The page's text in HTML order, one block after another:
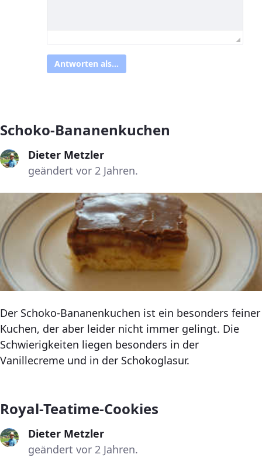
Antworten als...
Schoko-Bananenkuchen
Dieter Metzler
geändert vor 2 Jahren.
Der Schoko-Bananenkuchen ist ein besonders feiner
Kuchen, der aber leider nicht immer gelingt. Die
Schwierigkeiten liegen besonders in der
Vanillecreme und in der Schokoglasur.
Royal-Teatime-Cookies
Dieter Metzler
geändert vor 2 Jahren.